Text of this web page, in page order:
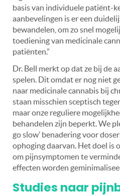
basis van individuele patiënt-
aanbevelingen is er een
bewandelen, om zo snel
toediening van medicinale
patiënten.”
Dr. Bell merkt op dat ze bij de
spelen. Dit omdat er nog niet
naar medicinale cannabis bij
staan misschien sceptisch
maar onze reguliere
behandelen zijn beperkt. We
go slow’ benadering voor
ophoging daarvan. Het doel is
om pijnsymptomen te
effecten worden
Studies naar